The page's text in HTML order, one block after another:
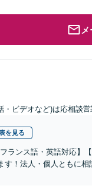
・ビデオなど)は応相談営
を見る
ランス語・英語対応】
す！法人・個人ともに